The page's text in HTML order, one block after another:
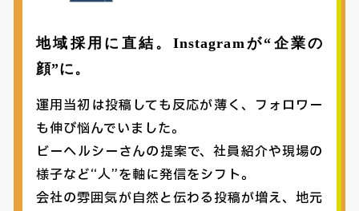
地域採用に直結。Instagramが“企業の
顔”に。
運用当初は投稿しても反応が薄く、フォロワー
も伸び悩んでいました。
ビーヘルシーさんの提案で、社員紹介や現場の
様子など“人”を軸に発信をシフト。
会社の雰囲気が自然と伝わる投稿が増え、地元